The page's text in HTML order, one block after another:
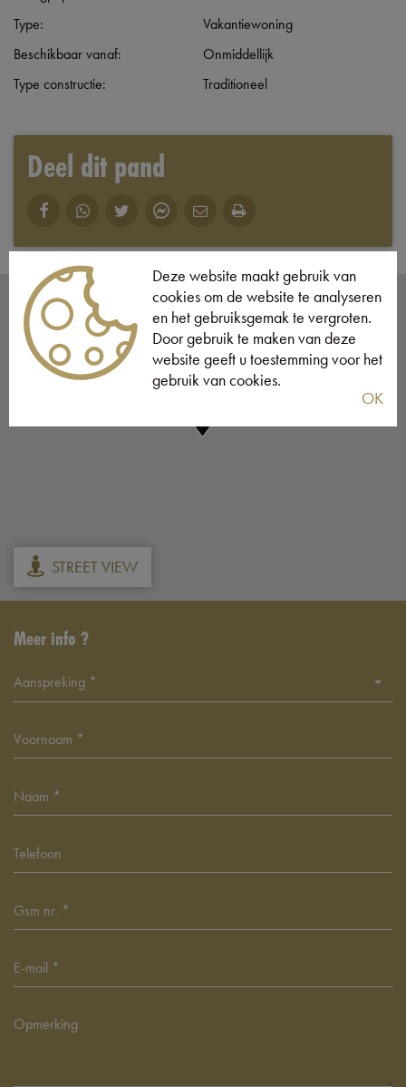
Type:
Vakantiewoning
Beschikbaar vanaf:
Onmiddellijk
Type constructie:
Traditioneel
Deel dit pand
STREET VIEW
Meer info ?
Aanspreking *
Deze website maakt gebruik van
cookies om de website te analyseren
en het gebruiksgemak te vergroten.
Door gebruik te maken van deze
website geeft u toestemming voor het
gebruik van cookies.
OK